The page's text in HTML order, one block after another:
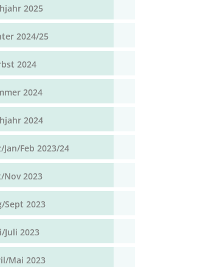
2025
2024/25
2024
2024
2024
Feb 2023/24
Nov 2023
Sept 2023
Juli 2023
Mai 2023